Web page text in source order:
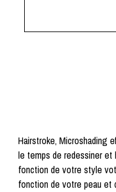
Hairstroke, Microshading
le temps de redessiner et
fonction de votre style
fonction de votre peau et